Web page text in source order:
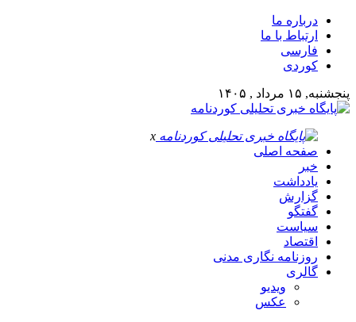
درباره ما
ارتباط با ما
فارسی
کوردی
پنجشنبه, ۱۵ مرداد , ۱۴۰۵
x
صفحه اصلی
خبر
یادداشت
گزارش
گفتگو
سیاست
اقتصاد
روزنامه نگاری مدنی
گالری
ویدیو
عکس